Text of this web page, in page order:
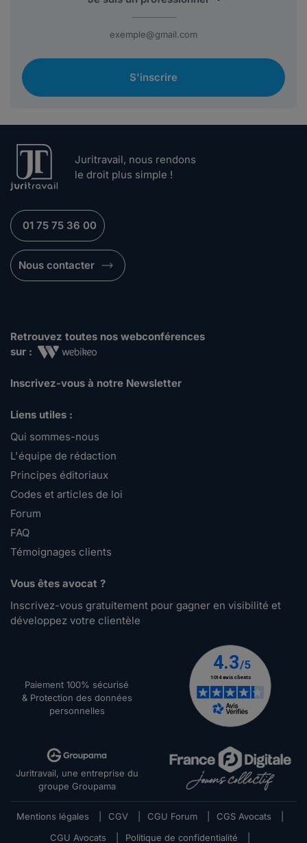
S'inscrire
Juritravail, nous rendons
le droit plus simple !
01 75 75 36 00
Nous contacter
Retrouvez toutes nos webconférences
sur :
Inscrivez-vous à notre Newsletter
Liens utiles :
Qui sommes-nous
L'équipe de rédaction
Principes éditoriaux
Codes et articles de loi
Forum
FAQ
Témoignages clients
Vous êtes avocat ?
Inscrivez-vous gratuitement pour gagner en visibilité et
développez votre clientèle
Paiement 100% sécurisé
& Protection des données
personnelles
Juritravail, une entreprise du
groupe Groupama
Mentions légales CGV CGU Forum CGS Avocats
CGU Avocats
Politique de confidentialité